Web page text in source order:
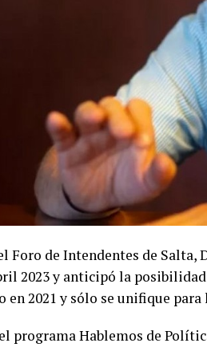
Foro de Intendentes de
2023 y anticipó la
en 2021 y sólo se unifique
programa Hablemos de